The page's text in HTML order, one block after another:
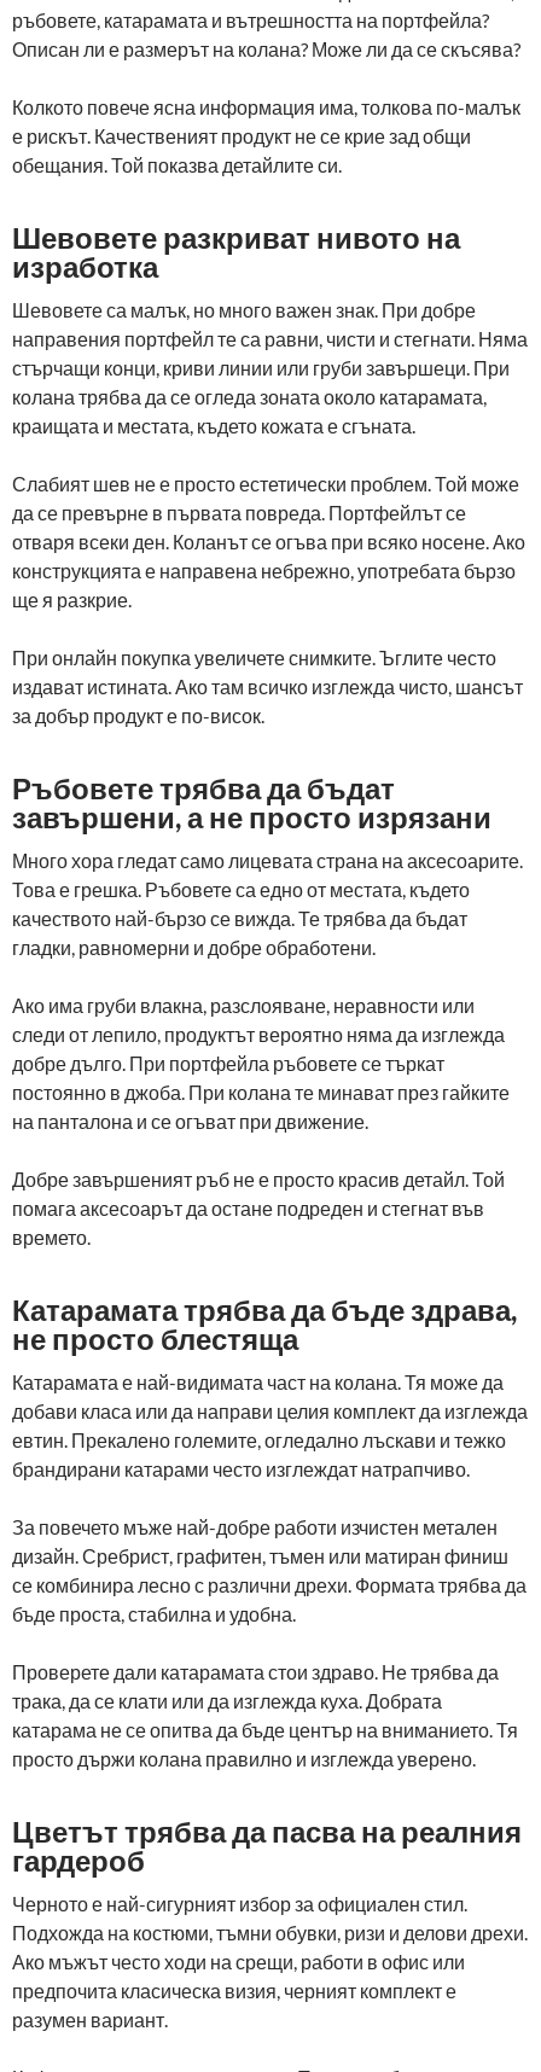
ръбовете, катарамата и вътрешността на портфейла?
Описан ли е размерът на колана? Може ли да се скъсява?
Колкото повече ясна информация има, толкова по-малък
е рискът. Качественият продукт не се крие зад общи
обещания. Той показва детайлите си.
Шевовете разкриват нивото на
изработка
Шевовете са малък, но много важен знак. При добре
направения портфейл те са равни, чисти и стегнати. Няма
стърчащи конци, криви линии или груби завършеци. При
колана трябва да се огледа зоната около катарамата,
краищата и местата, където кожата е сгъната.
Слабият шев не е просто естетически проблем. Той може
да се превърне в първата повреда. Портфейлът се
отваря всеки ден. Коланът се огъва при всяко носене. Ако
конструкцията е направена небрежно, употребата бързо
ще я разкрие.
При онлайн покупка увеличете снимките. Ъглите често
издават истината. Ако там всичко изглежда чисто, шансът
за добър продукт е по-висок.
Ръбовете трябва да бъдат
завършени, а не просто изрязани
Много хора гледат само лицевата страна на аксесоарите.
Това е грешка. Ръбовете са едно от местата, където
качеството най-бързо се вижда. Те трябва да бъдат
гладки, равномерни и добре обработени.
Ако има груби влакна, разслояване, неравности или
следи от лепило, продуктът вероятно няма да изглежда
добре дълго. При портфейла ръбовете се търкат
постоянно в джоба. При колана те минават през гайките
на панталона и се огъват при движение.
Добре завършеният ръб не е просто красив детайл. Той
помага аксесоарът да остане подреден и стегнат във
времето.
Катарамата трябва да бъде здрава,
не просто блестяща
Катарамата е най-видимата част на колана. Тя може да
добави класа или да направи целия комплект да изглежда
евтин. Прекалено големите, огледално лъскави и тежко
брандирани катарами често изглеждат натрапчиво.
За повечето мъже най-добре работи изчистен метален
дизайн. Сребрист, графитен, тъмен или матиран финиш
се комбинира лесно с различни дрехи. Формата трябва да
бъде проста, стабилна и удобна.
Проверете дали катарамата стои здраво. Не трябва да
трака, да се клати или да изглежда куха. Добрата
катарама не се опитва да бъде център на вниманието. Тя
просто държи колана правилно и изглежда уверено.
Цветът трябва да пасва на реалния
гардероб
Черното е най-сигурният избор за официален стил.
Подхожда на костюми, тъмни обувки, ризи и делови дрехи.
Ако мъжът често ходи на срещи, работи в офис или
предпочита класическа визия, черният комплект е
разумен вариант.